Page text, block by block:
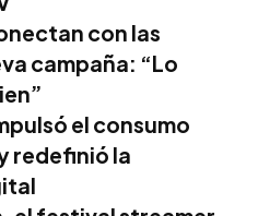
con las
campaña: “Lo
el consumo
redefinió la